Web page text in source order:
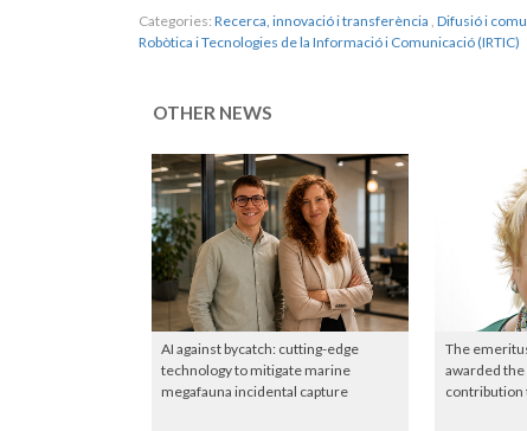
Categories: Recerca, innovació i transferència , Difusió i
Robòtica i Tecnologies de la Informació i Comunicació (IRTIC)
OTHER NEWS
AI against bycatch: cutting-edge
technology to mitigate marine
megafauna incidental capture
The
awarded
contribution